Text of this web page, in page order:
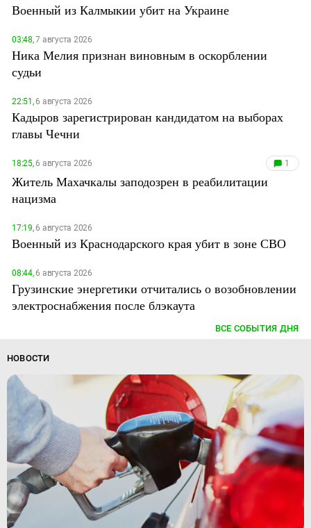
Военный из Калмыкии убит на Украине
03:48,7 августа 2026
Ника Мелия признан виновным в оскорблении
судьи
22:51,6 августа 2026
Кадыров зарегистрирован кандидатом на выборах
главы Чечни
18:25,6 августа 2026 1
Житель Махачкалы заподозрен в реабилитации
нацизма
17:19,6 августа 2026
Военный из Краснодарского края убит в зоне СВО
08:44,6 августа 2026
Грузинские энергетики отчитались о возобновлении
электроснабжения после блэкаута
ВСЕ СОБЫТИЯ ДНЯ
НОВОСТИ